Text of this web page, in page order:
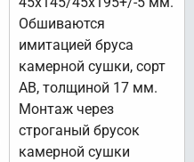
Обшиваются
имитацией бруса
камерной сушки, сорт
АВ, толщиной 17 мм.
Монтаж через
строганый брусок
камерной сушки